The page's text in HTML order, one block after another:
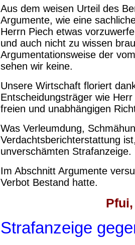
Aus dem weisen Urteil des
Argumente, wie eine
Herrn Piech etwas
und auch nicht zu wissen
Argumentationsweise der
sehen wir keine.
Unsere Wirtschaft floriert
Entscheidungsträger wie
freien und unabhängigen
Was Verleumdung,
Verdachtsberichterstattung
unverschämten Strafanzeige.
Im Abschnitt Argumente
Verbot Bestand hatte.
Strafanzeige